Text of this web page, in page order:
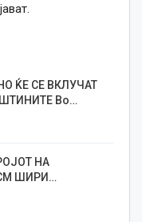
ЌЕ СЕ ВКЛУЧАТ
Во…
НА
ШИРИ…